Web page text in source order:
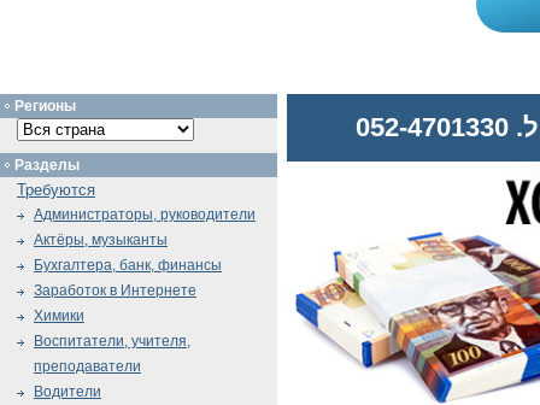
Регионы
Разделы
Требуются
Администраторы, руководители
Актёры, музыканты
Бухгалтера, банк, финансы
Заработок в Интернете
Химики
Воспитатели, учителя,
преподаватели
Водители